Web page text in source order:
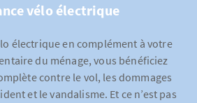
vélo électrique
électrique en complément à votre
du ménage, vous bénéficiez
contre le vol, les dommages
et le vandalisme. Et ce n’est pas